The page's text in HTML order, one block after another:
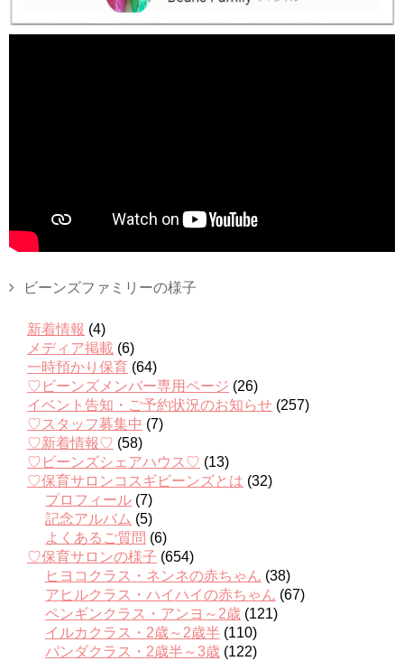
ビーンズファミリーの様子
新着情報 (4)
メディア掲載 (6)
一時預かり保育 (64)
♡ビーンズメンバー専用ページ (26)
イベント告知・ご予約状況のお知らせ (257)
♡スタッフ募集中 (7)
♡新着情報♡ (58)
♡ビーンズシェアハウス♡ (13)
♡保育サロンコスギビーンズとは (32)
プロフィール (7)
記念アルバム (5)
よくあるご質問 (6)
♡保育サロンの様子 (654)
ヒヨコクラス・ネンネの赤ちゃん (38)
アヒルクラス・ハイハイの赤ちゃん (67)
ペンギンクラス・アンヨ～2歳 (121)
イルカクラス・2歳～2歳半 (110)
パンダクラス・2歳半～3歳 (122)